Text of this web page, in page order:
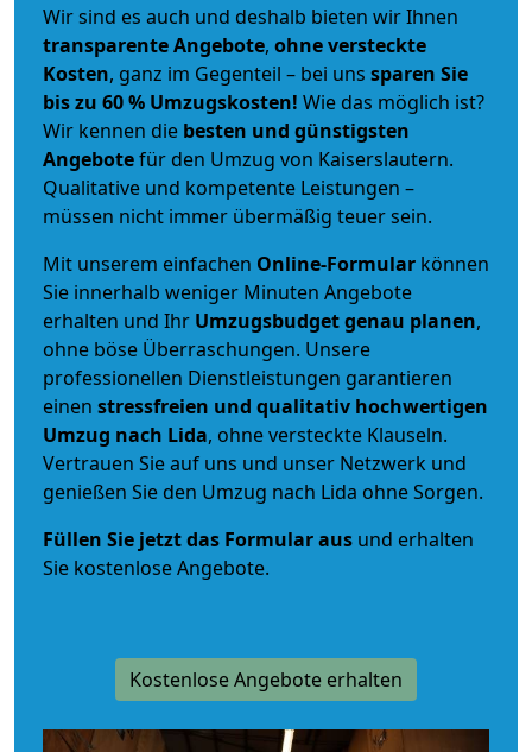
Wir sind es auch und deshalb bieten wir Ihnen
transparente Angebote, ohne versteckte
Kosten, ganz im Gegenteil – bei uns sparen Sie
bis zu 60 % Umzugskosten! Wie das möglich ist?
Wir kennen die besten und günstigsten
Angebotefür den Umzug von Kaiserslautern.
Qualitative und kompetente Leistungen –
müssen nicht immer übermäßig teuer sein.
Mit unserem einfachen Online-Formular können
Sie innerhalb weniger Minuten Angebote
erhalten und Ihr Umzugsbudgetgenau planen,
ohne böse Überraschungen. Unsere
professionellen Dienstleistungen garantieren
einen stressfreien und qualitativ hochwertigen
Umzug nach Lida, ohne versteckte Klauseln.
Vertrauen Sie auf uns und unser Netzwerk und
genießen Sie den Umzug nach Lida ohne Sorgen.
Füllen Sie jetzt das Formular aus und erhalten
Sie kostenlose Angebote.
Kostenlose Angebote erhalten